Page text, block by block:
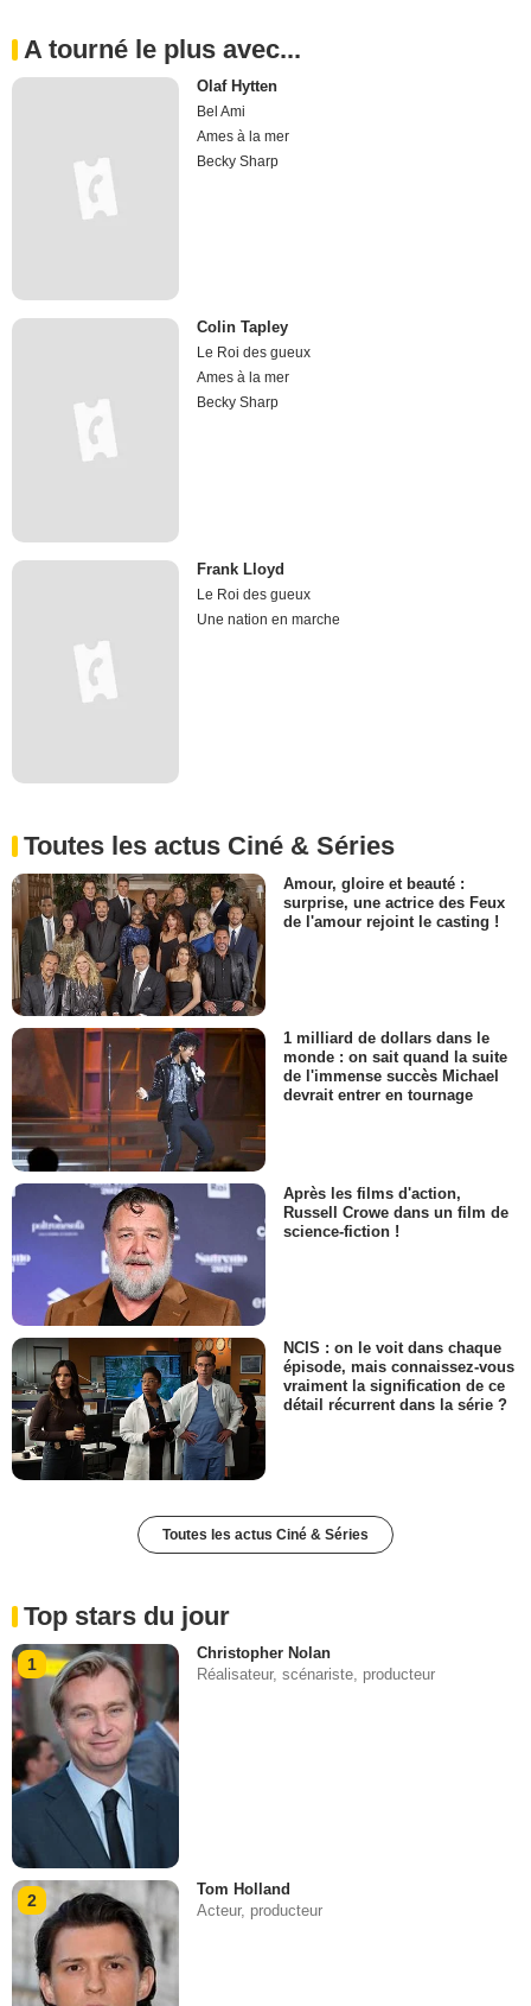
A tourné le plus avec...
Olaf Hytten
Bel Ami
Ames à la mer
Becky Sharp
Colin Tapley
Le Roi des gueux
Ames à la mer
Becky Sharp
Frank Lloyd
Le Roi des gueux
Une nation en marche
Toutes les actus Ciné & Séries
Amour, gloire et beauté :
surprise, une actrice des Feux
de l'amour rejoint le casting !
1 milliard de dollars dans le
monde : on sait quand la suite
de l'immense succès Michael
devrait entrer en tournage
Après les films d'action,
Russell Crowe dans un film de
science-fiction !
NCIS : on le voit dans chaque
épisode, mais connaissez-vous
vraiment la signification de ce
détail récurrent dans la série ?
Toutes les actus Ciné & Séries
Top stars du jour
1
Christopher Nolan
Réalisateur, scénariste, producteur
2
Tom Holland
Acteur, producteur